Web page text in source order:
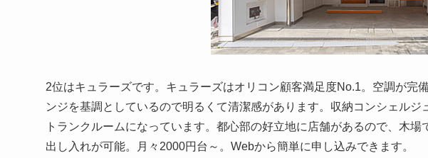
2位はキュラーズです。キュラーズはオリコン顧客満足度No.1。空調が完
ンジを基調としているので明るくて清潔感があります。収納コンシェル
トランクルームになっています。都心部の好立地に店舗があるので、木
出し入れが可能。月々2000円台～。Webから簡単に申し込みできます。